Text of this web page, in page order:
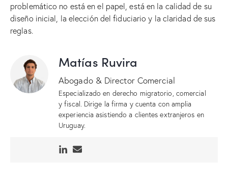
problemático no está en el papel, está en la calidad de su
diseño inicial, la elección del fiduciario y la claridad de sus
reglas.
Matías Ruvira
Abogado & Director Comercial
Especializado en derecho migratorio, comercial
y fiscal. Dirige la firma y cuenta con amplia
experiencia asistiendo a clientes extranjeros en
Uruguay.